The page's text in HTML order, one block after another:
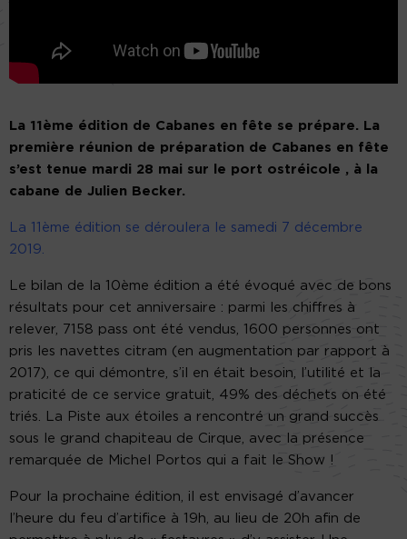
La 11ème édition de Cabanes en fête se prépare. La
première réunion de préparation de Cabanes en fête
s’est tenue mardi 28 mai sur le port ostréicole , à la
cabane de Julien Becker.
La 11ème édition se déroulera le samedi 7 décembre
2019.
Le bilan de la 10ème édition a été évoqué avec de bons
résultats pour cet anniversaire : parmi les chiffres à
relever, 7158 pass ont été vendus, 1600 personnes ont
pris les navettes citram (en augmentation par rapport à
2017), ce qui démontre, s’il en était besoin, l’utilité et la
praticité de ce service gratuit, 49% des déchets on été
triés. La Piste aux étoiles a rencontré un grand succès
sous le grand chapiteau de Cirque, avec la présence
remarquée de Michel Portos qui a fait le Show !
Pour la prochaine édition, il est envisagé d’avancer
l’heure du feu d’artifice à 19h, au lieu de 20h afin de